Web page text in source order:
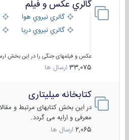
گالري عكس و فيلم
گالري نيروي هوايي
گالري نيروي دريايي
عکس و فیلمهای جنگی را در این بخش
33,075 ارسال ها
کتابخانه میلیتاری
در این بخش کتابهای مرتبط و
معرفی و ارایه می گردد.
2,065 ارسال ها